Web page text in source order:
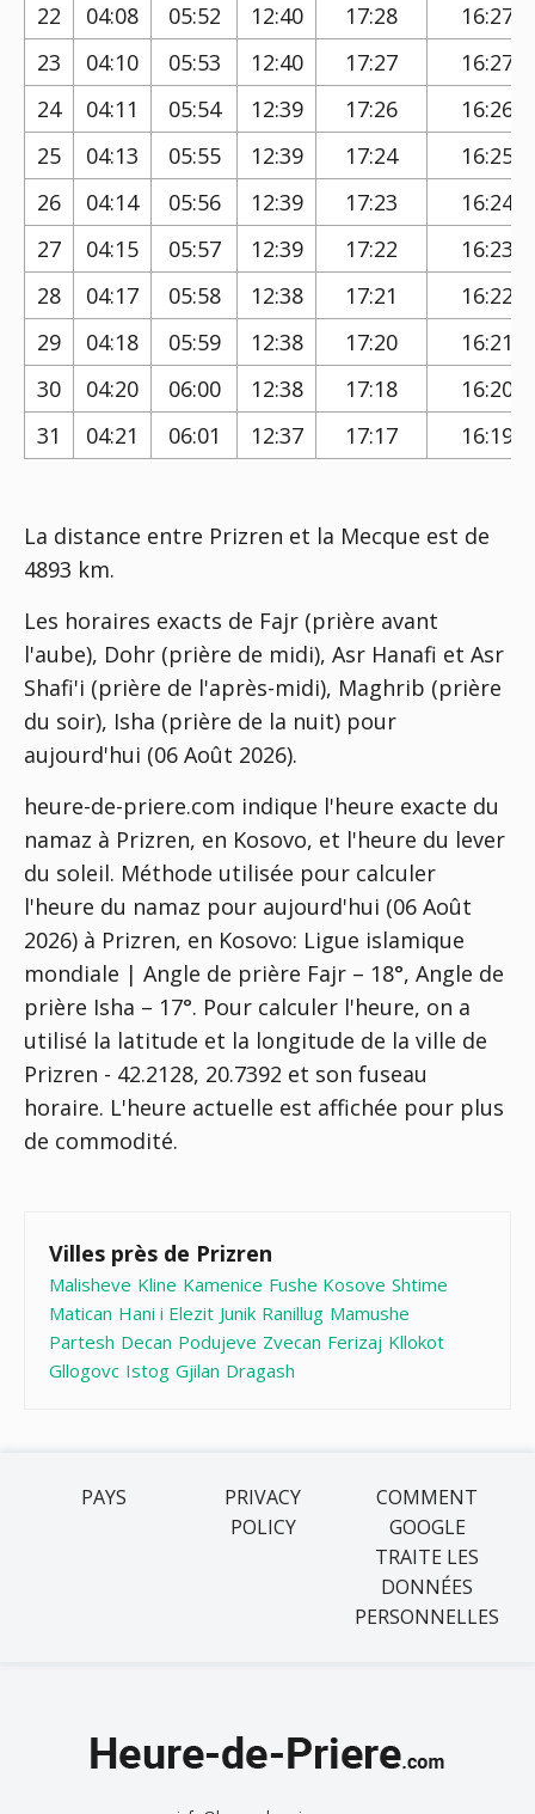
22
04:08 05:52 12:40 17:28
16:27
23
04:10 05:53 12:40 17:27
16:27
24
04:11 05:54 12:39 17:26
16:26
25
04:13 05:55 12:39 17:24
16:25
26
04:14 05:56 12:39 17:23
16:24
27
04:15 05:57 12:39 17:22
16:23
28
04:17 05:58 12:38 17:21
16:22
29
04:18 05:59 12:38 17:20
16:21
30
04:20 06:00 12:38 17:18
16:20
31
04:21 06:01 12:37 17:17 16:19
La distance entre Prizren et la Mecque est de
4893 km.
Les horaires exacts de Fajr (prière avant
l'aube), Dohr (prière de midi), Asr Hanafi et Asr
Shafi'i (prière de l'après-midi), Maghrib (prière
du soir), Isha (prière de la nuit) pour
aujourd'hui (06 Août 2026).
heure-de-priere.com indique l'heure exacte du
namaz à Prizren, en Kosovo, et l'heure du lever
du soleil. Méthode utilisée pour calculer
l'heure du namaz pour aujourd'hui (06 Août
2026) à Prizren, en Kosovo: Ligue islamique
mondiale | Angle de prière Fajr – 18°, Angle de
prière Isha – 17°. Pour calculer l'heure, on a
utilisé la latitude et la longitude de la ville de
Prizren - 42.2128, 20.7392 et son fuseau
horaire. L'heure actuelle est affichée pour plus
de commodité.
Villes près de Prizren
Malisheve Kline Kamenice Fushe Kosove Shtime
Matican Hani i Elezit Junik Ranillug Mamushe
Partesh Decan Podujeve Zvecan Ferizaj Kllokot
Gllogovc Istog Gjilan Dragash
PAYS
PRIVACY
POLICY
COMMENT
GOOGLE
TRAITE LES
DONNÉES
PERSONNELLES